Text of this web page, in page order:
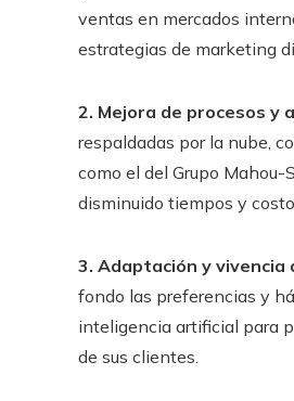
ventas en mercados
estrategias de marketing
2. Mejora de procesos y
respaldadas por la nube,
como el del Grupo
disminuido tiempos y
3. Adaptación y vivencia
fondo las preferencias y
inteligencia artificial para
de sus clientes.